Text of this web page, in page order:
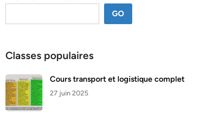
GO
Classes populaires
Cours transport et logistique complet
27 juin 2025